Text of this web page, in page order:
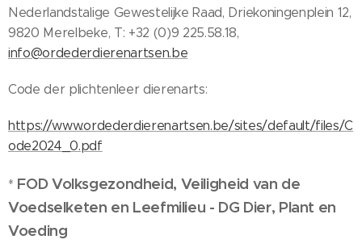
Nederlandstalige Gewestelijke Raad, Driekoningenplein 12,
9820 Merelbeke, T: +32 (0)9 225.58.18,
info@ordederdierenartsen.be
Code der plichtenleer dierenarts:
https://www.ordederdierenartsen.be/sites/default/files/C
ode2024_0.pdf
* FOD Volksgezondheid, Veiligheid van de
Voedselketen en Leefmilieu - DG Dier, Plant en
Voeding